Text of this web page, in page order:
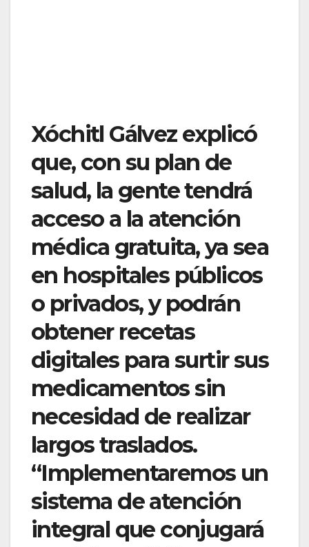
Xóchitl Gálvez explicó
que, con su plan de
salud, la gente tendrá
acceso a la atención
médica gratuita, ya sea
en hospitales públicos
o privados, y podrán
obtener recetas
digitales para surtir sus
medicamentos sin
necesidad de realizar
largos traslados.
“Implementaremos un
sistema de atención
integral que conjugará